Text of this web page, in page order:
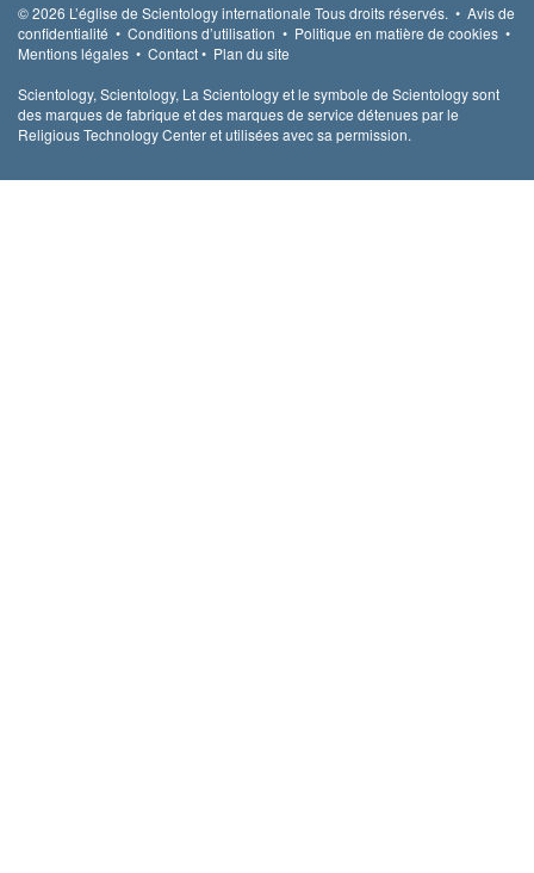
© 2026 L’église de Scientology internationale Tous droits réservés. • Avis de
confidentialité • Conditions d’utilisation • Politique en matière de cookies •
Mentions légales • Contact• Plan du site
Scientology, Scientology, La Scientology et le symbole de Scientology sont
des marques de fabrique et des marques de service détenues par le
Religious Technology Center et utilisées avec sa permission.